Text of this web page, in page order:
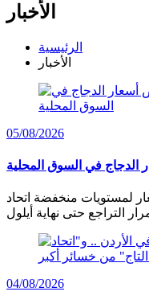
الأخبار
الرئيسية
الأخبار
05/08/2026
الدجاج في السوق المحلية
لمستويات منخفضة اتحاد
التراجع حتى نهاية أيلول
04/08/2026